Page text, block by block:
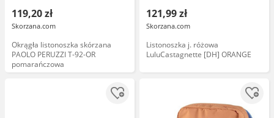
119,20 zł
Skorzana.com
Okrągła listonoszka skórzana
PAOLO PERUZZI T-92-OR
pomarańczowa
121,99 zł
Skorzana.com
Listonoszka j. różowa
LuluCastagnette [DH] ORANGE